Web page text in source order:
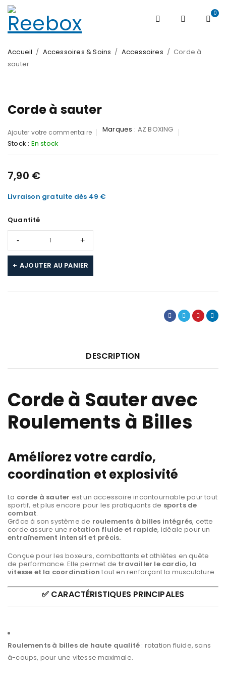
0
Accueil / Accessoires & Soins / Accessoires / Corde à
sauter
Corde à sauter
Ajouter votre commentaire Marques : AZ BOXING
Stock : En stock
7,90 €
Livraison gratuite dès 49 €
Quantité
AJOUTER AU PANIER
DESCRIPTION
Corde à Sauter avec
Roulements à Billes
Améliorez votre cardio,
coordination et explosivité
La corde à sauter est un accessoire incontournable pour tout
sportif, et plus encore pour les pratiquants de sports de
combat.
Grâce à son système de roulements à billes intégrés, cette
corde assure une rotation fluide et rapide, idéale pour un
entraînement intensif et précis.
Conçue pour les boxeurs, combattants et athlètes en quête
de performance. Elle permet de travailler le cardio, la
vitesse et la coordination tout en renforçant la musculature.
✅ CARACTÉRISTIQUES PRINCIPALES
Roulements à billes de haute qualité : rotation fluide, sans
à-coups, pour une vitesse maximale.